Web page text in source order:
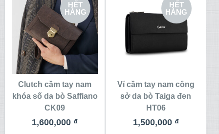
HẾT
HÀNG
Clutch cầm tay nam
khóa số da bò Saffiano
CK09
1,600,000 ₫
HẾT
HÀNG
Ví cầm tay nam công
sở da bò Taiga đen
HT06
1,500,000 ₫